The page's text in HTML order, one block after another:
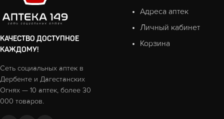
КАЧЕСТВО ДОСТУПНОЕ
КАЖДОМУ!
Сеть социальных аптек в
Дербенте и Дагестанских
Огнях — 10 аптек, более 30
000 товаров.
Адреса аптек
Личный кабинет
Корзина